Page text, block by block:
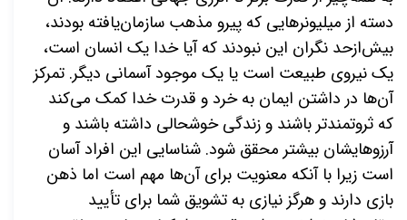
دسته از میلیونرهایی که پیرو مذهب سازمان‌یافته بودند،
بیش‌ازحد نگران این نبودند که آیا خدا یک انسان است،
یک نیروی طبیعت است یا یک موجود آسمانی دیگر. تمرکز
آن‌ها در داشتن ایمان به خرد و قدرت خدا کمک می‌کند
که ثروتمندتر باشند و زندگی خوشحالی داشته باشند و
آرزوهایشان بیشتر محقق شود. شناسایی این افراد آسان
است زیرا با آنکه معنویت برای آن‌ها مهم است اما ذهن
بازی دارند و هرگز نیازی به تشویق شما برای تأیید